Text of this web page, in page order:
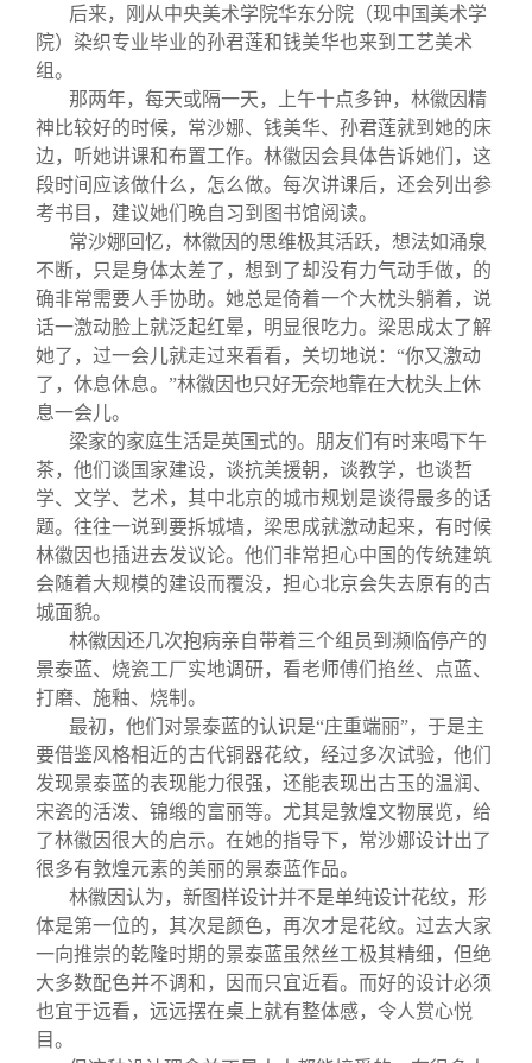
后来，刚从中央美术学院华东分院（现中国美术学
院）染织专业毕业的孙君莲和钱美华也来到工艺美术
组。
那两年，每天或隔一天，上午十点多钟，林徽因精
神比较好的时候，常沙娜、钱美华、孙君莲就到她的床
边，听她讲课和布置工作。林徽因会具体告诉她们，这
段时间应该做什么，怎么做。每次讲课后，还会列出参
考书目，建议她们晚自习到图书馆阅读。
常沙娜回忆，林徽因的思维极其活跃，想法如涌泉
不断，只是身体太差了，想到了却没有力气动手做，的
确非常需要人手协助。她总是倚着一个大枕头躺着，说
话一激动脸上就泛起红晕，明显很吃力。梁思成太了解
她了，过一会儿就走过来看看，关切地说：“你又激动
了，休息休息。”林徽因也只好无奈地靠在大枕头上休
息一会儿。
梁家的家庭生活是英国式的。朋友们有时来喝下午
茶，他们谈国家建设，谈抗美援朝，谈教学，也谈哲
学、文学、艺术，其中北京的城市规划是谈得最多的话
题。往往一说到要拆城墙，梁思成就激动起来，有时候
林徽因也插进去发议论。他们非常担心中国的传统建筑
会随着大规模的建设而覆没，担心北京会失去原有的古
城面貌。
林徽因还几次抱病亲自带着三个组员到濒临停产的
景泰蓝、烧瓷工厂实地调研，看老师傅们掐丝、点蓝、
打磨、施釉、烧制。
最初，他们对景泰蓝的认识是“庄重端丽”，于是主
要借鉴风格相近的古代铜器花纹，经过多次试验，他们
发现景泰蓝的表现能力很强，还能表现出古玉的温润、
宋瓷的活泼、锦缎的富丽等。尤其是敦煌文物展览，给
了林徽因很大的启示。在她的指导下，常沙娜设计出了
很多有敦煌元素的美丽的景泰蓝作品。
林徽因认为，新图样设计并不是单纯设计花纹，形
体是第一位的，其次是颜色，再次才是花纹。过去大家
一向推崇的乾隆时期的景泰蓝虽然丝工极其精细，但绝
大多数配色并不调和，因而只宜近看。而好的设计必须
也宜于远看，远远摆在桌上就有整体感，令人赏心悦
目。